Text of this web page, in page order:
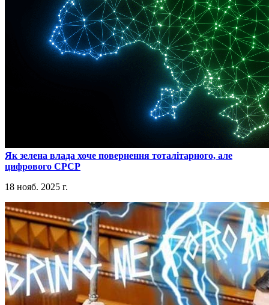
​Як зелена влада хоче повернення тоталітарного, але
цифрового СРСР
18 нояб. 2025 г.